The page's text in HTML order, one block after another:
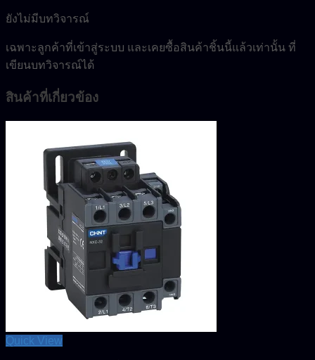
ยังไม่มีบทวิจารณ์
เฉพาะลูกค้าที่เข้าสู่ระบบ และเคยซื้อสินค้าชิ้นนี้แล้วเท่านั้น ที่
เขียนบทวิจารณ์ได้
สินค้าที่เกี่ยวข้อง
Quick View